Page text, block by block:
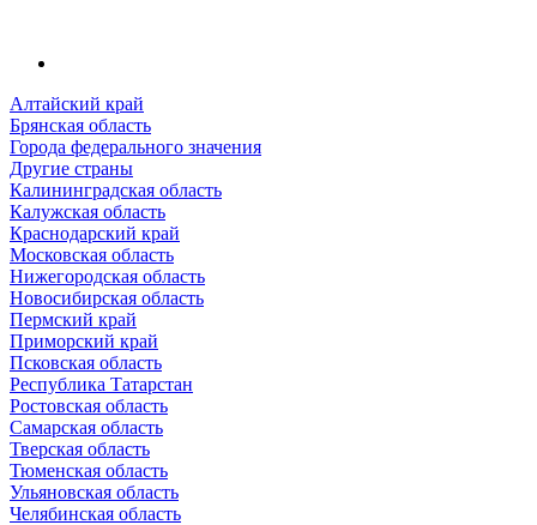
Алтайский край
Брянская область
Города федерального значения
Другие страны
Калининградская область
Калужская область
Краснодарский край
Московская область
Нижегородская область
Новосибирская область
Пермский край
Приморский край
Псковская область
Республика Татарстан
Ростовская область
Самарская область
Тверская область
Тюменская область
Ульяновская область
Челябинская область